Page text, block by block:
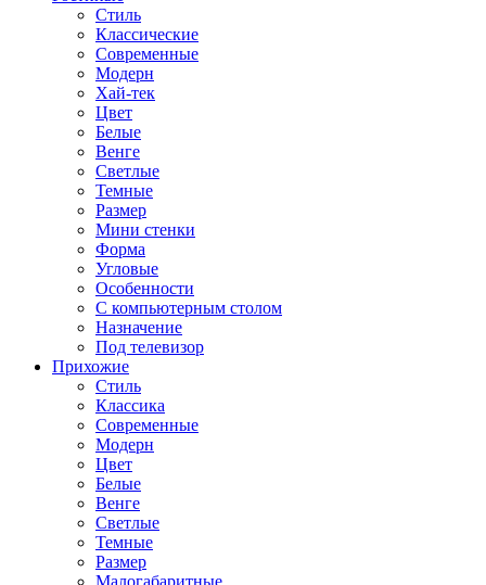
Стиль
Классические
Современные
Модерн
Хай-тек
Цвет
Белые
Венге
Светлые
Темные
Размер
Мини стенки
Форма
Угловые
Особенности
С компьютерным столом
Назначение
Под телевизор
Прихожие
Стиль
Классика
Современные
Модерн
Цвет
Белые
Венге
Светлые
Темные
Размер
Малогабаритные